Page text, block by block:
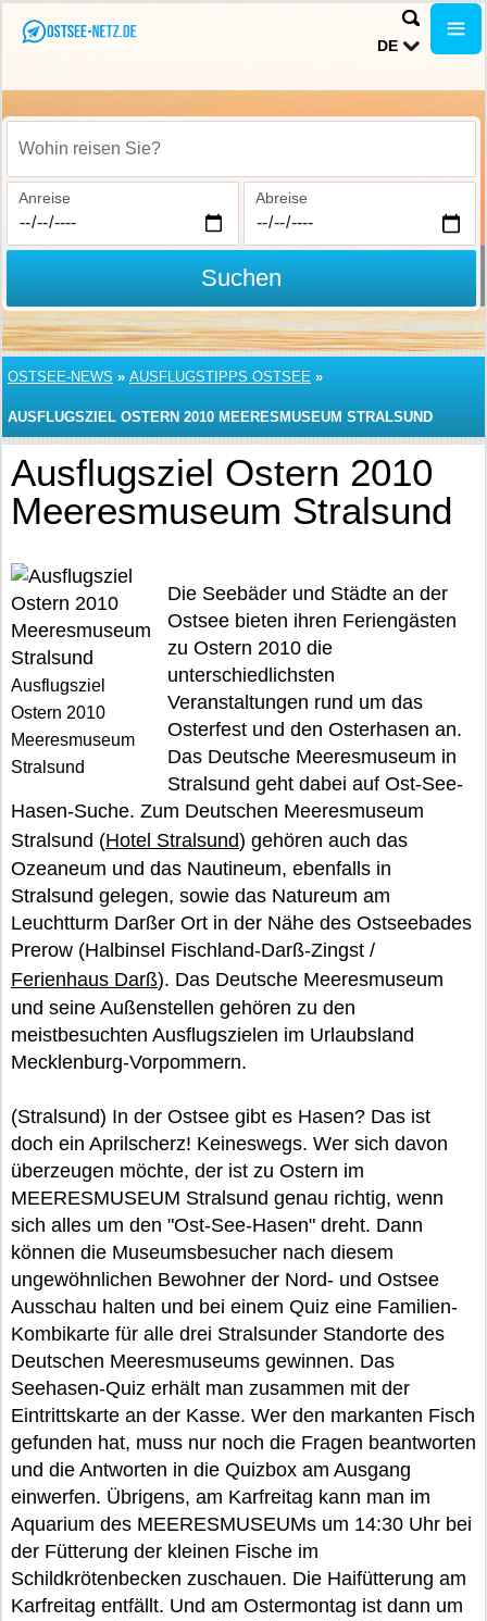
DE
Wohin reisen Sie?
Anreise Abreise
Suchen
OSTSEE-NEWS » AUSFLUGSTIPPS OSTSEE »
AUSFLUGSZIEL OSTERN 2010 MEERESMUSEUM STRALSUND
Ausflugsziel Ostern 2010
Meeresmuseum Stralsund
Ausflugsziel
Ostern 2010
Meeresmuseum
Stralsund
Die Seebäder und Städte an der
Ostsee bieten ihren Feriengästen
zu Ostern 2010 die
unterschiedlichsten
Veranstaltungen rund um das
Osterfest und den Osterhasen an.
Das Deutsche Meeresmuseum in
Stralsund geht dabei auf Ost-See-
Hasen-Suche. Zum Deutschen Meeresmuseum
Stralsund (Hotel Stralsund) gehören auch das
Ozeaneum und das Nautineum, ebenfalls in
Stralsund gelegen, sowie das Natureum am
Leuchtturm Darßer Ort in der Nähe des Ostseebades
Prerow (Halbinsel Fischland-Darß-Zingst /
Ferienhaus Darß). Das Deutsche Meeresmuseum
und seine Außenstellen gehören zu den
meistbesuchten Ausflugszielen im Urlaubsland
Mecklenburg-Vorpommern.
(Stralsund) In der Ostsee gibt es Hasen? Das ist
doch ein Aprilscherz! Keineswegs. Wer sich davon
überzeugen möchte, der ist zu Ostern im
MEERESMUSEUM Stralsund genau richtig, wenn
sich alles um den "Ost-See-Hasen" dreht. Dann
können die Museumsbesucher nach diesem
ungewöhnlichen Bewohner der Nord- und Ostsee
Ausschau halten und bei einem Quiz eine Familien-
Kombikarte für alle drei Stralsunder Standorte des
Deutschen Meeresmuseums gewinnen. Das
Seehasen-Quiz erhält man zusammen mit der
Eintrittskarte an der Kasse. Wer den markanten Fisch
gefunden hat, muss nur noch die Fragen beantworten
und die Antworten in die Quizbox am Ausgang
einwerfen. Übrigens, am Karfreitag kann man im
Aquarium des MEERESMUSEUMs um 14:30 Uhr bei
der Fütterung der kleinen Fische im
Schildkrötenbecken zuschauen. Die Haifütterung am
Karfreitag entfällt. Und am Ostermontag ist dann um